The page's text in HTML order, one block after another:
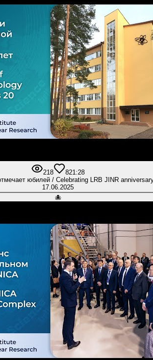
218 821:28
юбилей / Celebrating LRB JINR
17.06.2025
🐙